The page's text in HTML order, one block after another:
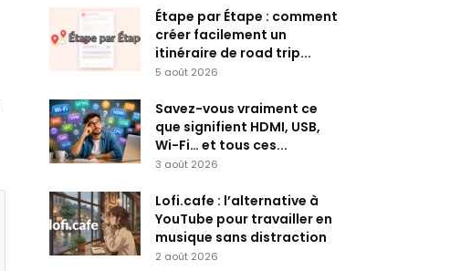
Étape par Étape : comment
créer facilement un
itinéraire de road trip...
5 août 2026
Savez-vous vraiment ce
que signifient HDMI, USB,
Wi-Fi… et tous ces...
3 août 2026
Lofi.cafe : l’alternative à
YouTube pour travailler en
musique sans distraction
2 août 2026